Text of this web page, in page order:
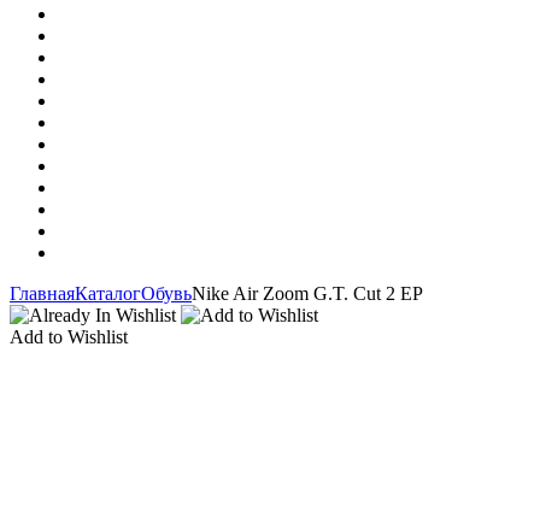
ГлавнаяКаталогОбувьNike Air Zoom G.T. Cut 2 EP
Add to Wishlist